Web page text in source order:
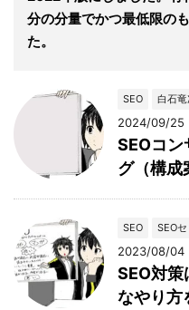
分の分量でかつ最低限の
た。
SEO 白石
2024/09/25
SEOコン
グ（構成
SEO SEO
2023/08/04
SEO対策
なやり方